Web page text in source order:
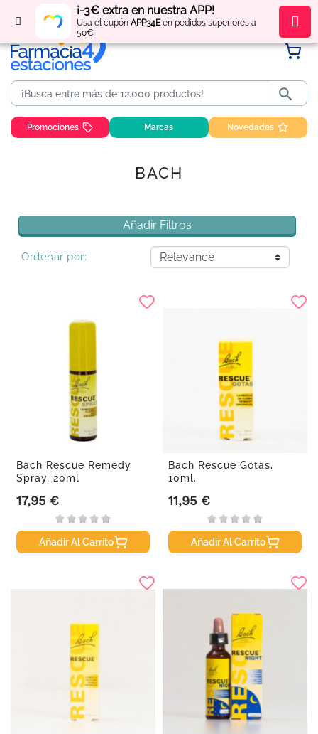
¡-3€ extra en nuestra APP!
Usa el cupón APP34Een pedidos superiores a
50€
Regístratey obténpuntos por tus compras

Promociones Marcas Novedades
BACH
Añadir Filtros
Ordenar por:
Bach Rescue Remedy
Spray, 20ml
Precio
17,95 €
Añadir Al Carrito
Bach Rescue Gotas,
10ml.
Precio
11,95 €
Añadir Al Carrito